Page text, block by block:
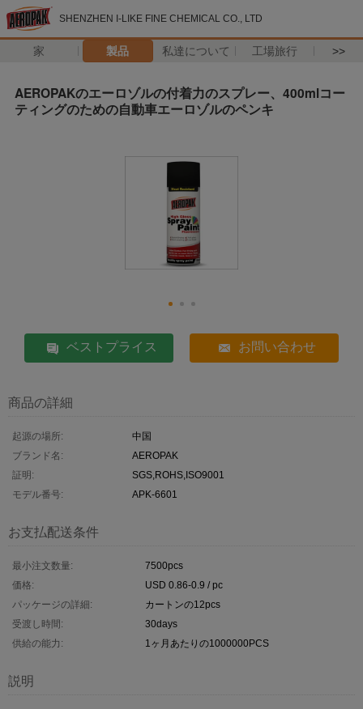
SHENZHEN I-LIKE FINE CHEMICAL CO., LTD
家 製品 私達について 工場旅行 >>
AEROPAKのエーロゾルの付着力のスプレー、400mlコー
ティングのための自動車エーロゾルのペンキ
ベストプライス お問い合わせ
商品の詳細
起源の場所:
中国
ブランド名:
AEROPAK
証明:
SGS,ROHS,ISO9001
モデル番号:
APK-6601
お支払配送条件
最小注文数量:
7500pcs
価格:
USD 0.86-0.9 / pc
パッケージの詳細:
カートンの12pcs
受渡し時間:
30days
供給の能力:
1ヶ月あたりの1000000PCS
説明